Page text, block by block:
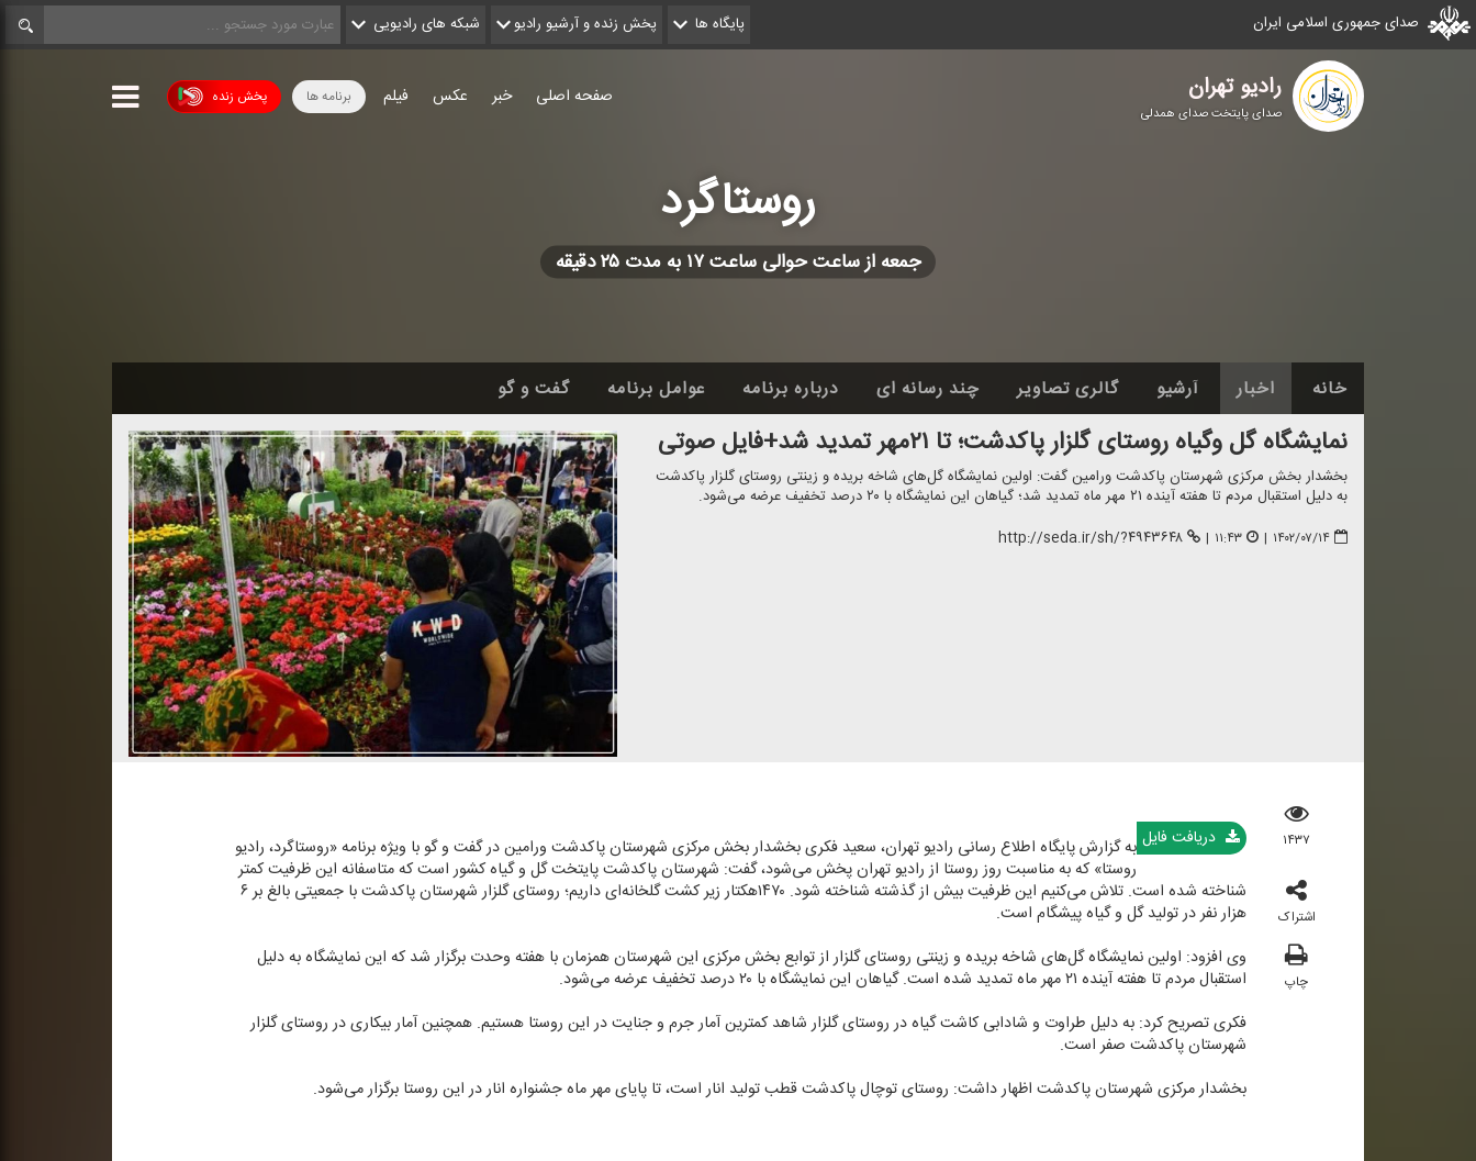
صدای جمهوری اسلامی ایران پایگاه ها پخش زنده و آرشیو رادیو شبکه های رادیویی
رادیو تهران
صدای پایتخت صدای همدلی
پخش زنده برنامه ها صفحه اصلی خبر عکس فیلم
روستاگرد
جمعه از ساعت حوالی ساعت ۱۷ به مدت ۲۵ دقیقه
خانه اخبار آرشیو گالری تصاویر چند رسانه ای درباره برنامه عوامل برنامه گفت و گو
نمایشگاه گل وگیاه روستای گلزار پاكدشت؛ تا ۲۱مهر تمدید شد+فایل صوتی
بخشدار بخش مركزی شهرستان پاكدشت ورامین گفت: اولین نمایشگاه گل‌های شاخه بریده و زینتی روستای گلزار پاكدشت
به دلیل استقبال مردم تا هفته آینده ۲۱ مهر ماه تمدید شد؛ گیاهان این نمایشگاه با ۲۰ درصد تخفیف عرضه می‌شود.
۱۴۰۲/۰۷/۱۴ | ۱۱:۴۳ | http://seda.ir/sh/?۴۹۴۳۶۴۸
۱۴۳۷
اشتراک
چاپ
دریافت فایل به گزارش پایگاه اطلاع رسانی رادیو تهران، سعید فكری بخشدار بخش مركزی شهرستان پاكدشت ورامین در گفت و گو با ویژه برنامه «روستاگرد، رادیو
روستا» كه به مناسبت روز روستا از رادیو تهران پخش می‌شود، گفت: شهرستان پاكدشت پایتخت گل و گیاه كشور است كه متاسفانه این ظرفیت كمتر
شناخته شده است. تلاش می‌كنیم این ظرفیت بیش از گذشته شناخته شود. ۱۴۷۰هكتار زیر كشت گلخانه‌ای داریم؛ روستای گلزار شهرستان پاكدشت با جمعیتی بالغ بر ۶
هزار نفر در تولید گل و گیاه پیشگام است.
وی افزود: اولین نمایشگاه گل‌های شاخه بریده و زینتی روستای گلزار از توابع بخش مركزی این شهرستان همزمان با هفته وحدت برگزار شد كه این نمایشگاه به دلیل
استقبال مردم تا هفته آینده ۲۱ مهر ماه تمدید شده است. گیاهان این نمایشگاه با ۲۰ درصد تخفیف عرضه می‌شود.
فكری تصریح كرد: به دلیل طراوت و شادابی كاشت گیاه در روستای گلزار شاهد كمترین آمار جرم و جنایت در این روستا هستیم. همچنین آمار بیكاری در روستای گلزار
شهرستان پاكدشت صفر است.
بخشدار مركزی شهرستان پاكدشت اظهار داشت: روستای توچال پاكدشت قطب تولید انار است، تا پایای مهر ماه جشنواره انار در این روستا برگزار می‌شود.